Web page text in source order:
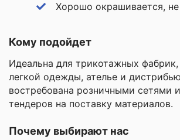
Хорошо окрашивается, не
Кому подойдет
Идеальна для трикотажных
легкой одежды, ателье и
востребована розничными сетями
тендеров на поставку материалов.
Почему выбирают нас